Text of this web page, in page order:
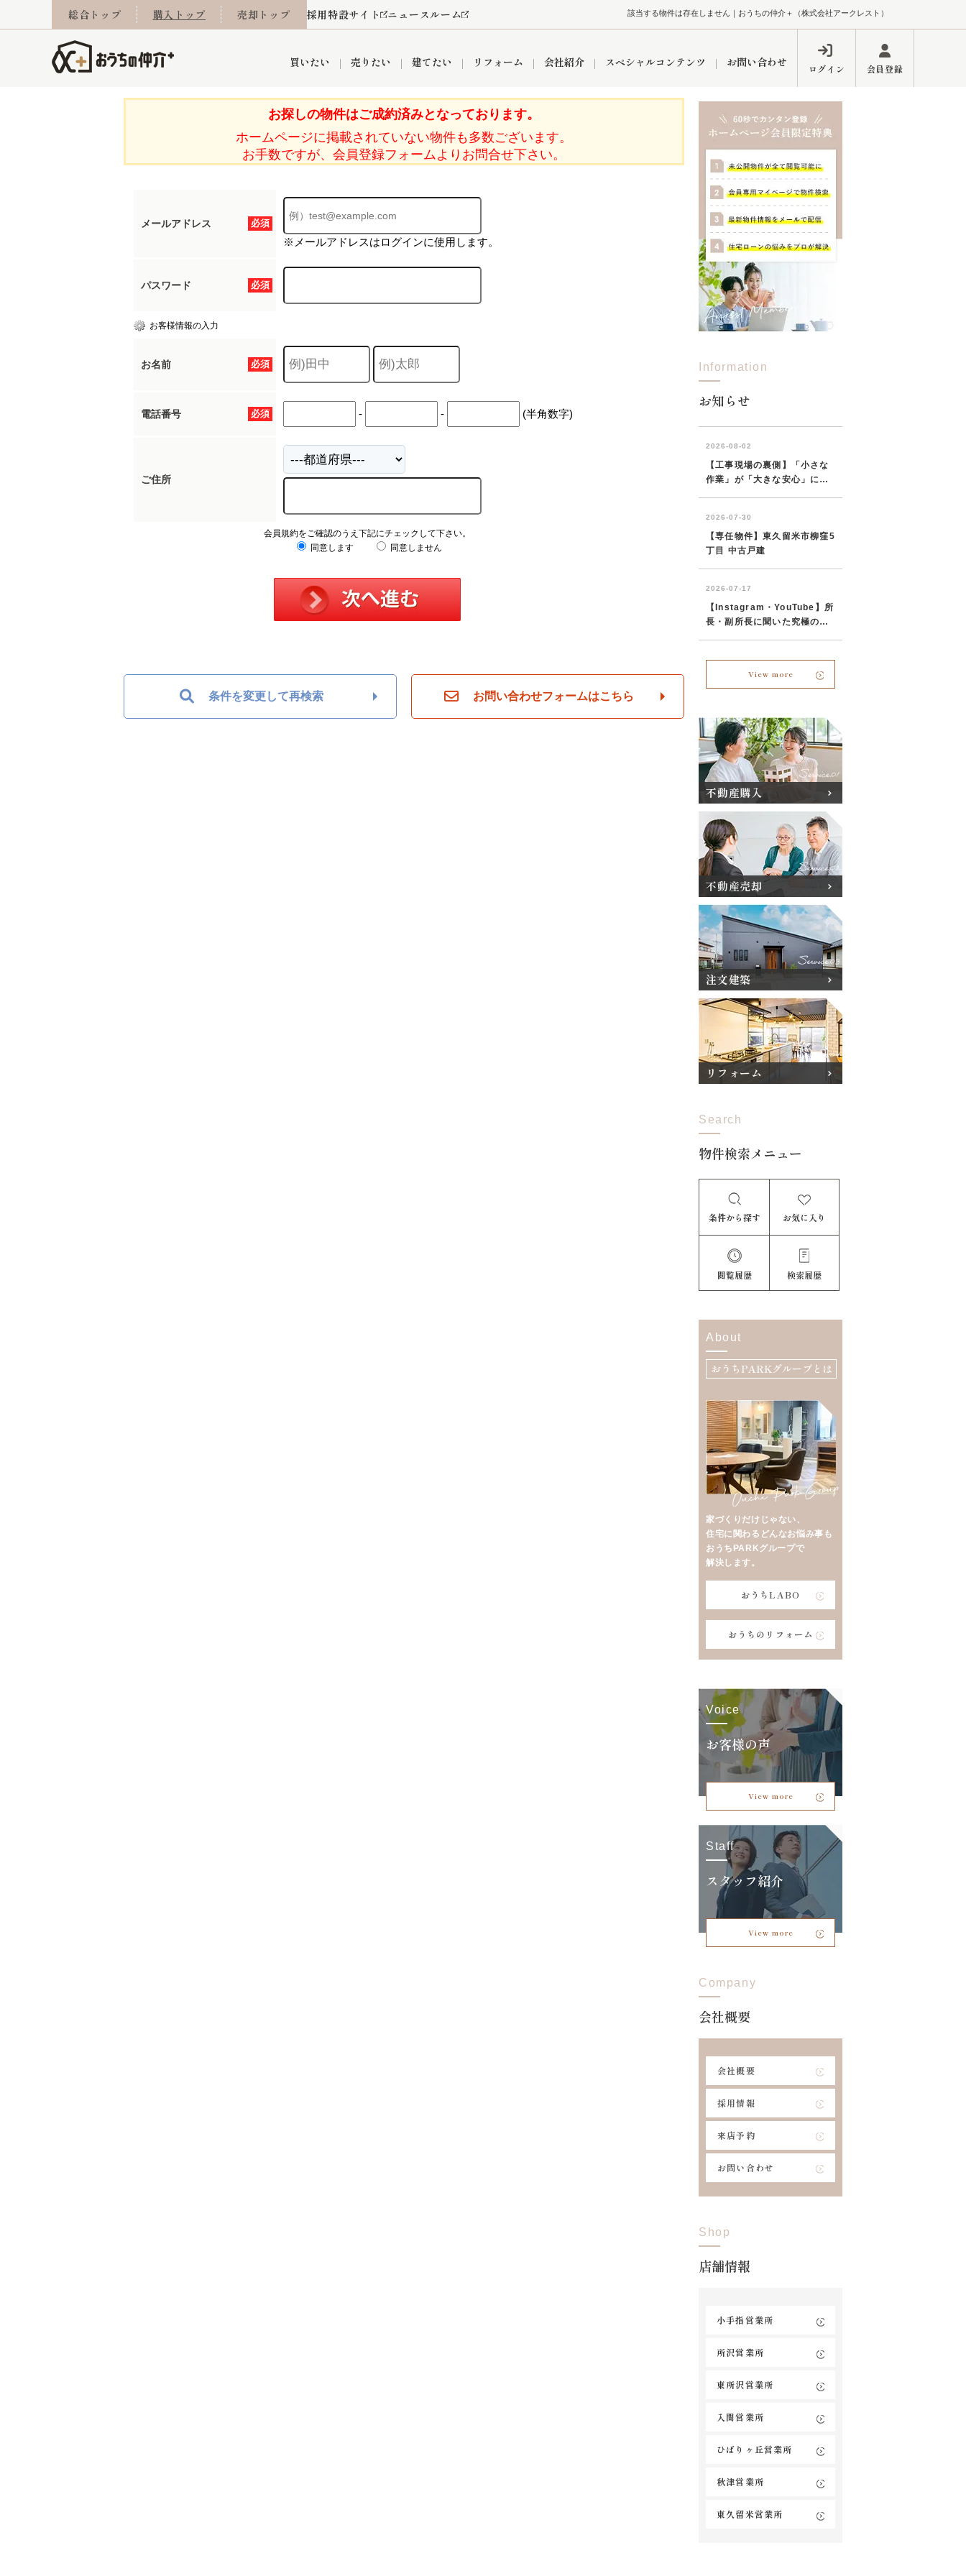
該当する物件は存在しません｜おうちの仲介＋（株式会社アークレスト）
総合トップ 購入トップ 売却トップ 採用特設サイト ニュースルーム
買いたい
学区から探す 町名から探す お気に入り 閲覧履歴
当社お預かり物件 グループ会社施工物件
当社提携金融機関 8代疾病保証付き住宅ローン
飯能市 狭山市 ふじみ野市 富士見市 東村山市
売りたい
売却査定実績 売却成功実績 よくある質問 売却コラム
住み替え 離婚
東村山市 入間市 狭山市 富士見市 練馬区
建てたい
建築事例
リフォーム
リフォーム事例 【埼玉】補助金・助成金 【東京】補助金・助成金
会社紹介
採用情報 お客様の声 創業の想い インフォメーション ブログ
小手指営業所 所沢営業所 東久留米営業所
おうちのリフォーム おうちパークグループの強み
スペシャルコンテンツ
マンションカタログ おうちパークくらぶ レンタルスペース
お問い合わせ
オンライン相談予約 売却査定依頼 なんでもご相談 プライバシーポリシー
ログイン 会員登録
お探しの物件はご成約済みとなっております。
ホームページに掲載されていない物件も多数ございます。
お手数ですが、会員登録フォームよりお問合せ下さい。
必須
メールアドレス
※メールアドレスはログインに使用します。
必須
パスワード
お客様情報の入力
必須
お名前
必須
電話番号 - - (半角数字)
ご住所
会員規約をご確認のうえ下記にチェックして下さい。
同意します
同意しません
条件を変更して再検索 お問い合わせフォームはこちら
Information
お知らせ
View more
不動産購入
不動産売却
注文建築
リフォーム
Search
物件検索メニュー
条件から探す お気に入り
閲覧履歴 検索履歴
About
おうちPARKグループとは
家づくりだけじゃない、
住宅に関わるどんなお悩み事も
おうちPARKグループで
解決します。
おうちLABO
おうちのリフォーム
Voice
お客様の声
View more
Staff
スタッフ紹介
View more
Company
会社概要
会社概要
採用情報
来店予約
お問い合わせ
Shop
店舗情報
小手指営業所
所沢営業所
東所沢営業所
入間営業所
ひばりヶ丘営業所
秋津営業所
東久留米営業所